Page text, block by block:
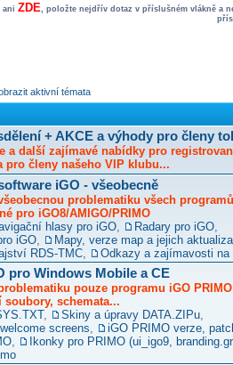
ani ZDE, položte nejdřív dotaz v příslušném vlákně a
aktivní témata
+ AKCE a výhody pro členy
a další zajímavé nabídky pro
pro členy našeho VIP klubu...
iGO - všeobecně
problematiku všech
pro iGO8/AMIGO/PRIMO
hlasy pro iGO Radary pro iGO
iGO
Mapy, verze map a jejich
RDS-TMC
Odkazy a zajímavosti na
pro Windows Mobile a CE
pouze programu iGO
schemata...
, Skiny a úpravy DATA.ZIPu
screens
iGO PRIMO verze,
Ikonky pro PRIMO (ui_igo9,